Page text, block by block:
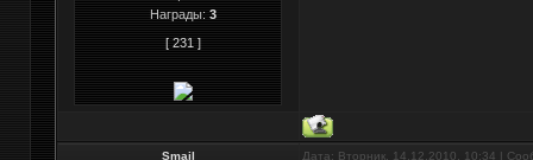
Награды: 3
[ 231 ]
Smail Дата: Вторник, 14.12.2010, 10:34 |